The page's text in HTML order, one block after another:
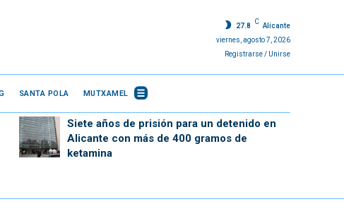
27.8
C
Alicante
viernes, agosto 7, 2026
Registrarse / Unirse
SANTA POLA MUTXAMEL
Siete años de prisión para un detenido en
Alicante con más de 400 gramos de
ketamina